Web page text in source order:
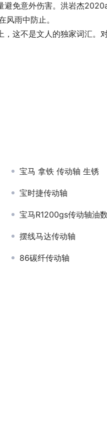
免意外伤害。洪岩杰
雨中防止。
这不是文人的独家词汇。
宝马 拿铁 传动轴 生锈
宝时捷传动轴
宝马R1200gs传动轴油
摆线马达传动轴
86碳纤传动轴